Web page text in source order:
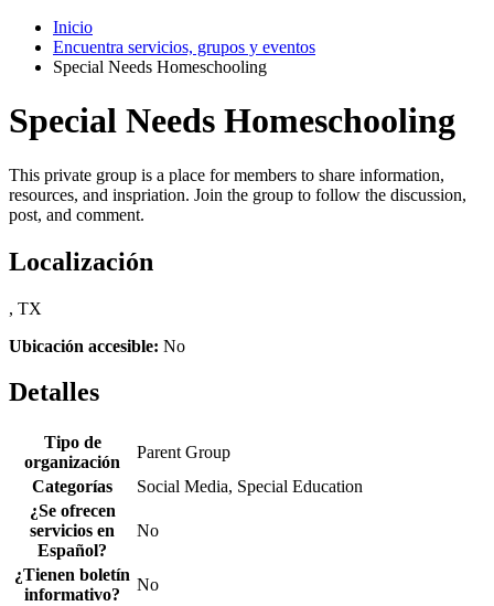
Inicio
Encuentra servicios, grupos y eventos
Special Needs Homeschooling
Special Needs Homeschooling
This private group is a place for members to share information,
resources, and inspriation. Join the group to follow the discussion,
post, and comment.
Localización
, TX
Ubicación accesible: No
Detalles
Tipo de
organización
Parent Group
Categorías
Social Media, Special Education
¿Se ofrecen
servicios en
Español?
No
¿Tienen boletín
informativo?
No